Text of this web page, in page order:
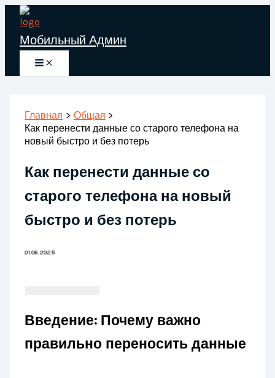
Перейти
содержимому
Мобильный Админ
Главная
Общая
Как перенести данные со старого телефона на
новый быстро и без потерь
Как перенести данные со
старого телефона на новый
быстро и без потерь
01.06.2025
Введение: Почему важно
правильно переносить данные